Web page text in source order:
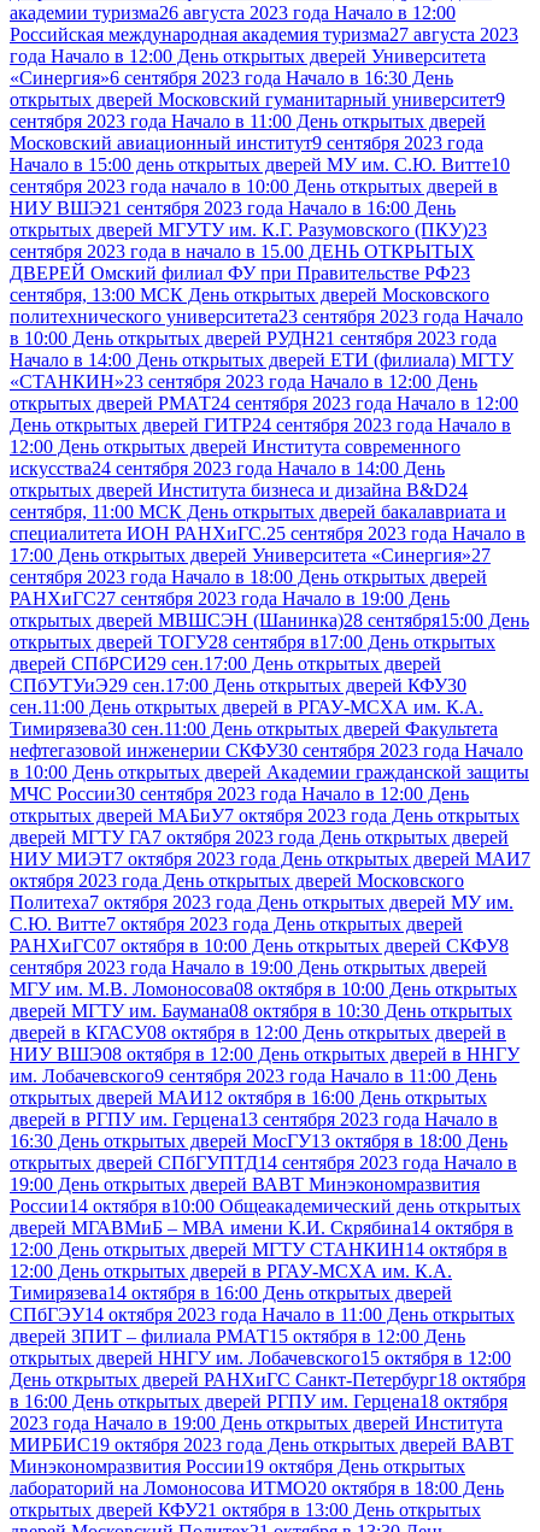
академии туризма26 августа 2023 года Начало в 12:00
Российская международная академия туризма27 августа 2023
года Начало в 12:00 День открытых дверей Университета
«Синергия»6 сентября 2023 года Начало в 16:30 День
открытых дверей Московский гуманитарный университет9
сентября 2023 года Начало в 11:00 День открытых дверей
Московский авиационный институт9 сентября 2023 года
Начало в 15:00 день открытых дверей МУ им. С.Ю. Витте10
сентября 2023 года начало в 10:00 День открытых дверей в
НИУ ВШЭ21 сентября 2023 года Начало в 16:00 День
открытых дверей МГУТУ им. К.Г. Разумовского (ПКУ)23
сентября 2023 года в начало в 15.00 ДЕНЬ ОТКРЫТЫХ
ДВЕРЕЙ Омский филиал ФУ при Правительстве РФ23
сентября, 13:00 МСК День открытых дверей Московского
политехнического университета23 сентября 2023 года Начало
в 10:00 День открытых дверей РУДН21 сентября 2023 года
Начало в 14:00 День открытых дверей ЕТИ (филиала) МГТУ
«СТАНКИН»23 сентября 2023 года Начало в 12:00 День
открытых дверей РМАТ24 сентября 2023 года Начало в 12:00
День открытых дверей ГИТР24 сентября 2023 года Начало в
12:00 День открытых дверей Института современного
искусства24 сентября 2023 года Начало в 14:00 День
открытых дверей Института бизнеса и дизайна B&D24
сентября, 11:00 МСК День открытых дверей бакалавриата и
специалитета ИОН РАНХиГС.25 сентября 2023 года Начало в
17:00 День открытых дверей Университета «Синергия»27
сентября 2023 года Начало в 18:00 День открытых дверей
РАНХиГС27 сентября 2023 года Начало в 19:00 День
открытых дверей МВШСЭН (Шанинка)28 сентября15:00 День
открытых дверей ТОГУ28 сентября в17:00 День открытых
дверей СПбРСИ29 сен.17:00 День открытых дверей
СПбУТУиЭ29 сен.17:00 День открытых дверей КФУ30
сен.11:00 День открытых дверей в РГАУ-МСХА им. К.А.
Тимирязева30 сен.11:00 День открытых дверей Факультета
нефтегазовой инженерии СКФУ30 сентября 2023 года Начало
в 10:00 День открытых дверей Академии гражданской защиты
МЧС России30 сентября 2023 года Начало в 12:00 День
открытых дверей МАБиУ7 октября 2023 года День открытых
дверей МГТУ ГА7 октября 2023 года День открытых дверей
НИУ МИЭТ7 октября 2023 года День открытых дверей МАИ7
октября 2023 года День открытых дверей Московского
Политеха7 октября 2023 года День открытых дверей МУ им.
С.Ю. Витте7 октября 2023 года День открытых дверей
РАНХиГС07 октября в 10:00 День открытых дверей СКФУ8
сентября 2023 года Начало в 19:00 День открытых дверей
МГУ им. М.В. Ломоносова08 октября в 10:00 День открытых
дверей МГТУ им. Баумана08 октября в 10:30 День открытых
дверей в КГАСУ08 октября в 12:00 День открытых дверей в
НИУ ВШЭ08 октября в 12:00 День открытых дверей в ННГУ
им. Лобачевского9 сентября 2023 года Начало в 11:00 День
открытых дверей МАИ12 октября в 16:00 День открытых
дверей в РГПУ им. Герцена13 сентября 2023 года Начало в
16:30 День открытых дверей МосГУ13 октября в 18:00 День
открытых дверей СПбГУПТД14 сентября 2023 года Начало в
19:00 День открытых дверей ВАВТ Минэкономразвития
России14 октября в10:00 Общеакадемический день открытых
дверей МГАВМиБ – МВА имени К.И. Скрябина14 октября в
12:00 День открытых дверей МГТУ СТАНКИН14 октября в
12:00 День открытых дверей в РГАУ-МСХА им. К.А.
Тимирязева14 октября в 16:00 День открытых дверей
СПбГЭУ14 октября 2023 года Начало в 11:00 День открытых
дверей ЗПИТ – филиала РМАТ15 октября в 12:00 День
открытых дверей ННГУ им. Лобачевского15 октября в 12:00
День открытых дверей РАНХиГС Санкт-Петербург18 октября
в 16:00 День открытых дверей РГПУ им. Герцена18 октября
2023 года Начало в 19:00 День открытых дверей Института
МИРБИС19 октября 2023 года День открытых дверей ВАВТ
Минэкономразвития России19 октября День открытых
лабораторий на Ломоносова ИТМО20 октября в 18:00 День
открытых дверей КФУ21 октября в 13:00 День открытых